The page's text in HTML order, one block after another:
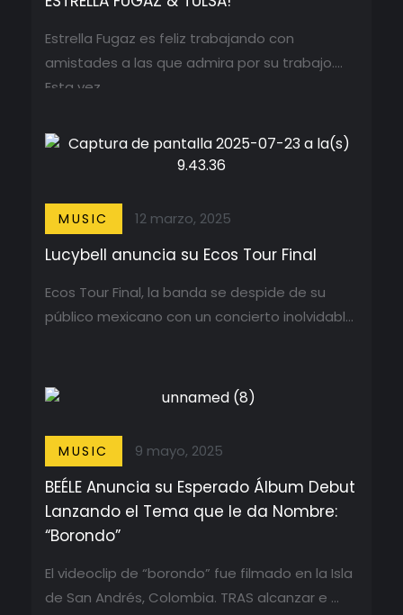
Estrella Fugaz es feliz trabajando con
amistades a las que admira por su trabajo.
Esta vez ...
MUSIC 12 marzo, 2025
Lucybell anuncia su Ecos Tour Final
Ecos Tour Final, la banda se despide de su
público mexicano con un concierto inolvidable
MUSIC 9 mayo, 2025
BEÉLE Anuncia su Esperado Álbum Debut
Lanzando el Tema que le da Nombre:
“Borondo”
El videoclip de “borondo” fue filmado en la Isla
de San Andrés, Colombia. TRAS alcanzar e ...